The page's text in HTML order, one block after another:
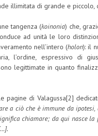
illimitata di grande e piccolo,
tangenza (koinonia) che,
ad unità le loro
nell’intero (holon): il
l’ordine, espressivo di
legittimate in quanto
pagine di Valagussa[2]
a ciò che è immune da
chiamare; da qui nasce la
l’Uno